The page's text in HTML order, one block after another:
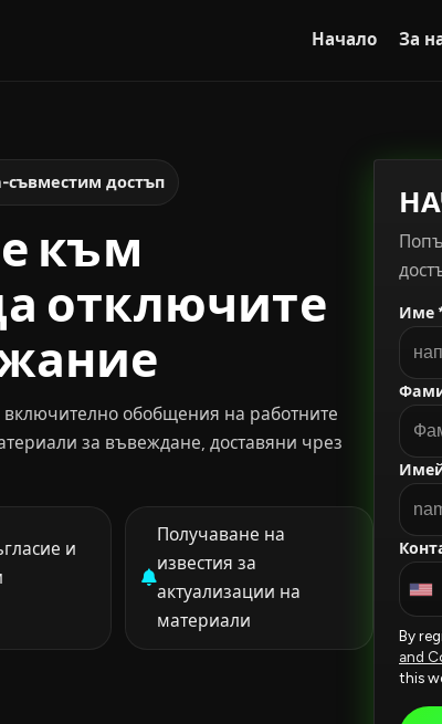
Начало За
съвместим достъп
към
отключите
включително обобщения на работните
за въвеждане, доставяни чрез
и
Получаване на
известия за
актуализации на
материали
Име
U
i
t
e
By
and
this